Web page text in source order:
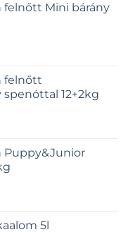
felnőtt Mini bárány
felnőtt
12+2kg
Puppy&Junior
5l